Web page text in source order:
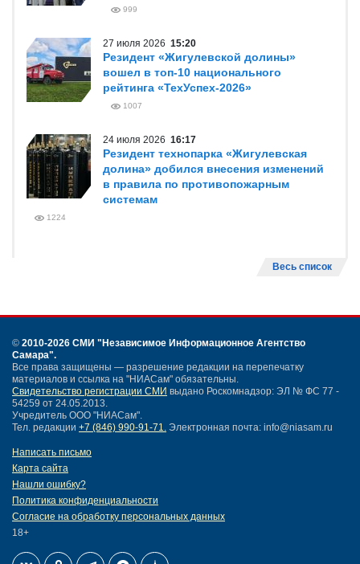
999
27 июля 2026 15:20
Резидент «Жигулевской долины»
вошел в топ-10 национального
рейтинга «ТехУспех-2026»
1007
24 июля 2026 16:17
Резидент технопарка «Жигулевская
долина» добился внесения изменений
в правила по противопожарным
системам
1224
Весь список
© 2010-2026 СМИ "Независимое Информационное Агентство
Самара".
Все права защищены — разрешение редакции на перепечатку
материалов и ссылка на "НИАСам" обязательны.
Свидетельство регистрации СМИ выдано Роскомнадзор: ЭЛ № ФС 77 -
54259 от 24.05.2013.
Учредитель ООО "НИАСам".
Тел. редакции +7 (846) 990-91-71. Электронная почта: info@niasam.ru
Написать письмо
Карта сайта
Нашли ошибку?
Политика конфиденциальности
Согласие на обработку персональных данных
18+